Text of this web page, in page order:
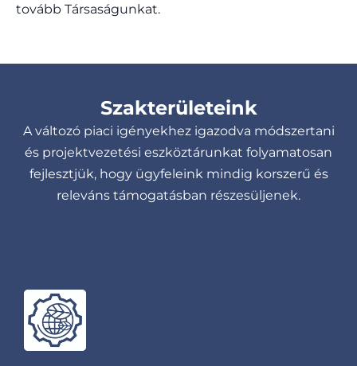
tovább Társaságunkat.
Szakterületeink
A változó piaci igényekhez igazodva módszertani
és projektvezetési eszköztárunkat folyamatosan
fejlesztjük, hogy ügyfeleink mindig korszerű és
releváns támogatásban részesüljenek.